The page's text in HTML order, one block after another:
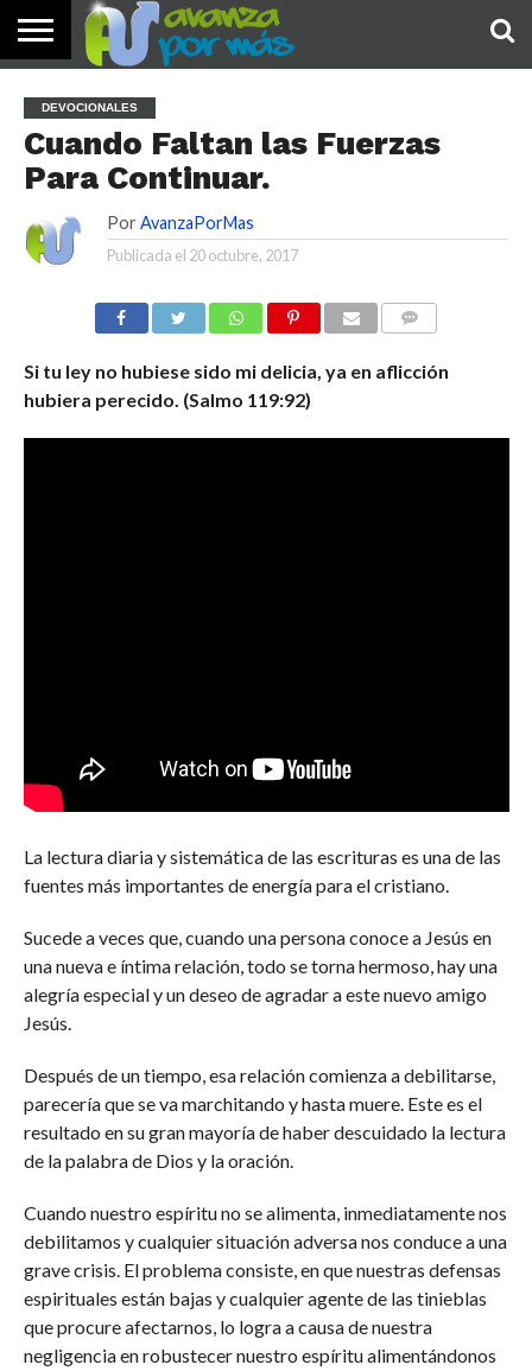
PALABRA
DE HOY
DEVOCIONALES
NOTICIAS
TESTIMONIOS
ORACIONES
SOBRE
NOSOTROS
IMÁGENES
DEVOCIONALES
Cuando Faltan las Fuerzas
Para Continuar.
Por AvanzaPorMas
Publicada el 20 octubre, 2017
Si tu ley no hubiese sido mi delicia, ya en aflicción
hubiera perecido. (Salmo 119:92)
La lectura diaria y sistemática de las escrituras es una de las
fuentes más importantes de energía para el cristiano.
Sucede a veces que, cuando una persona conoce a Jesús en
una nueva e íntima relación, todo se torna hermoso, hay una
alegría especial y un deseo de agradar a este nuevo amigo
Jesús.
Después de un tiempo, esa relación comienza a debilitarse,
parecería que se va marchitando y hasta muere. Este es el
resultado en su gran mayoría de haber descuidado la lectura
de la palabra de Dios y la oración.
Cuando nuestro espíritu no se alimenta, inmediatamente nos
debilitamos y cualquier situación adversa nos conduce a una
grave crisis. El problema consiste, en que nuestras defensas
espirituales están bajas y cualquier agente de las tinieblas
que procure afectarnos, lo logra a causa de nuestra
negligencia en robustecer nuestro espíritu alimentándonos